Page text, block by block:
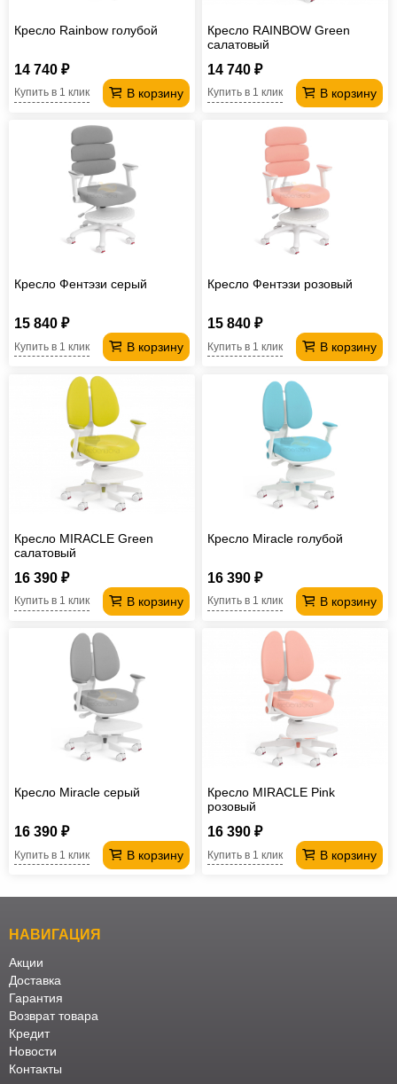
Кресло Rainbow голубой
14 740 ₽
В корзину
Купить в 1 клик
Кресло RAINBOW Green
салатовый
14 740 ₽
В корзину
Купить в 1 клик
Кресло Фентэзи серый
15 840 ₽
В корзину
Купить в 1 клик
Кресло Фентэзи розовый
15 840 ₽
В корзину
Купить в 1 клик
Кресло MIRACLE Green
салатовый
16 390 ₽
В корзину
Купить в 1 клик
Кресло Miracle голубой
16 390 ₽
В корзину
Купить в 1 клик
Кресло Miracle серый
16 390 ₽
В корзину
Купить в 1 клик
Кресло MIRACLE Pink
розовый
16 390 ₽
В корзину
Купить в 1 клик
НАВИГАЦИЯ
Акции
Доставка
Гарантия
Возврат товара
Кредит
Новости
Контакты